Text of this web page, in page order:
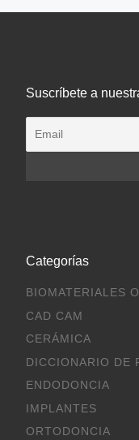
Suscríbete a
Categorías
BIOMATERIALES
CAD CAM
CERÁMICA
DICCIONARIO DE
ENDODONCIA
IMPLANTES
ORTODONCIA